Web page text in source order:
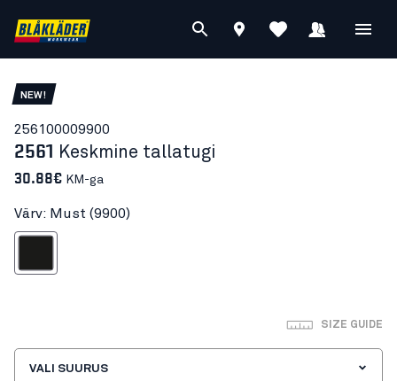
NEW!
256100009900
2561 Keskmine tallatugi
30.88€ KM-ga
Värv: Must (9900)
SIZE GUIDE
VALI SUURUS